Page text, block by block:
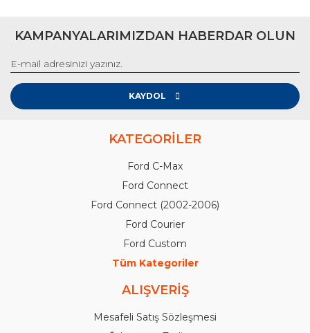
KAMPANYALARIMIZDAN HABERDAR OLUN
KAYDOL
KATEGORİLER
Ford C-Max
Ford Connect
Ford Connect (2002-2006)
Ford Courier
Ford Custom
Tüm Kategoriler
ALIŞVERİŞ
Mesafeli Satış Sözleşmesi